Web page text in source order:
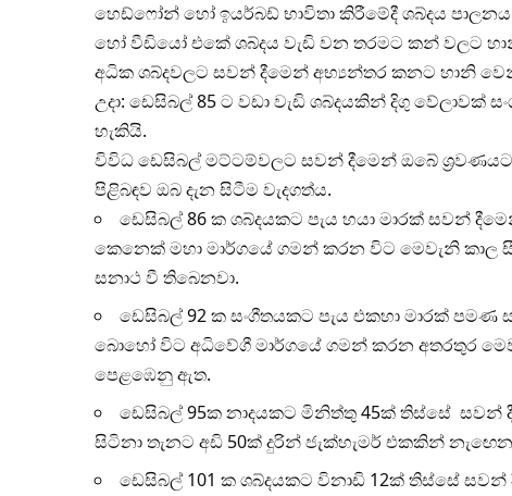
හෙඩ්ෆෝන් හෝ ඉයර්බඩ් භාවිතා කිරීමේදී ශබ්දය
හෝ වීඩියෝ එකේ ශබ්දය වැඩි වන තරමට කන් වලට
අධික ශබ්දවලට සවන් දීමෙන් අභ්‍යන්තර කනට හානි
උදා: ඩෙසිබල් 85 ට වඩා වැඩි ශබ්දයකින් දිගු වේලාවක්
හැකියි.
විවිධ ඩෙසිබල් මට්ටම්වලට සවන් දීමෙන් ඔබේ
පිළිබඳව ඔබ දැන සිටීම වැදගත්ය.
ඩෙසිබල් 86 ක ශබ්දයකට පැය හයා මාරක් සවන්
කෙනෙක් මහා මාර්ගයේ ගමන් කරන විට මෙවැනි කාල
සනාථ වී තිබෙනවා.
ඩෙසිබල් 92 ක සංගීතයකට පැය එකහා මාරක් පමණ
බොහෝ විට අධිවේගී මාර්ගයේ ගමන් කරන අතරතුර
පෙළඹෙනු ඇත.
ඩෙසිබල් 95ක නාදයකට මිනිත්තු 45ක් තිස්සේ සවන්
සිටිනා තැනට අඩි 50ක් දුරින් ජැක්හැමර් එකකින්
ඩෙසිබල් 101 ක ශබ්දයකට විනාඩි 12ක් තිස්සේ සවන්